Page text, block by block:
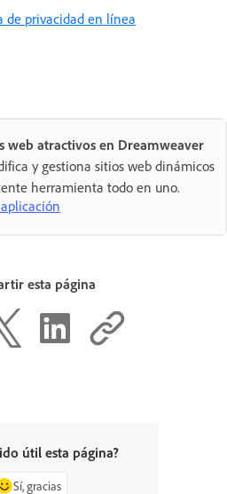
de privacidad en línea
web atractivos en Dreamweaver
y gestiona sitios web dinámicos
herramienta todo en uno.
esta página
útil esta página?
Sí, gracias